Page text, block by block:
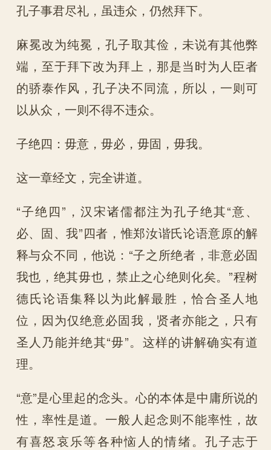
孔子事君尽礼，虽违众，仍然拜下。
麻冕改为纯冕，孔子取其俭，未说有其他弊
端，至于拜下改为拜上，那是当时为人臣者
的骄泰作风，孔子决不同流，所以，一则可
以从众，一则不得不违众。
子绝四：毋意，毋必，毋固，毋我。
这一章经文，完全讲道。
“子绝四”，汉宋诸儒都注为孔子绝其“意、
必、固、我”四者，惟郑汝谐氏论语意原的解
释与众不同，他说：“子之所绝者，非意必固
我也，绝其毋也，禁止之心绝则化矣。”程树
德氏论语集释以为此解最胜，恰合圣人地
位，因为仅绝意必固我，贤者亦能之，只有
圣人乃能并绝其“毋”。这样的讲解确实有道
理。
“意”是心里起的念头。心的本体是中庸所说的
性，率性是道。一般人起念则不能率性，故
有喜怒哀乐等各种恼人的情绪。孔子志于